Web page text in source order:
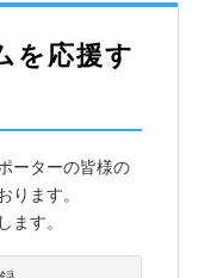
を応援す
ーターの皆様の
ります。
ます。